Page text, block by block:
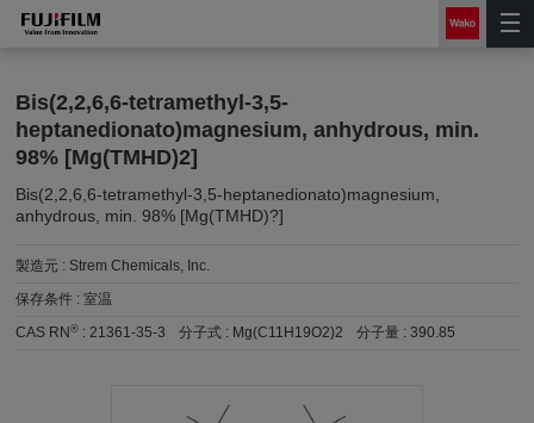
Bis(2,2,6,6-tetramethyl-3,5-
heptanedionato)magnesium, anhydrous, min.
98% [Mg(TMHD)2]
Bis(2,2,6,6-tetramethyl-3,5-heptanedionato)magnesium,
anhydrous, min. 98% [Mg(TMHD)?]
製造元 : Strem Chemicals, Inc.
保存条件 :室温
CAS RN® :21361-35-3 分子式 : Mg(C11H19O2)2 分子量 :390.85